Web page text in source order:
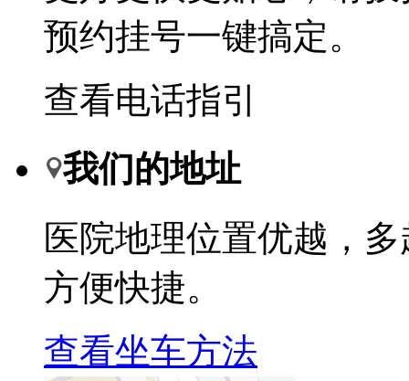
预约挂号一键搞定。
查看电话指引
我们的地址
医院地理位置优越，
方便快捷。
查看坐车方法